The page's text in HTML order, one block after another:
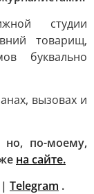
студии
товарищ,
буквально
вызовах и
но, по-моему,
на сайте.
| Telegram .